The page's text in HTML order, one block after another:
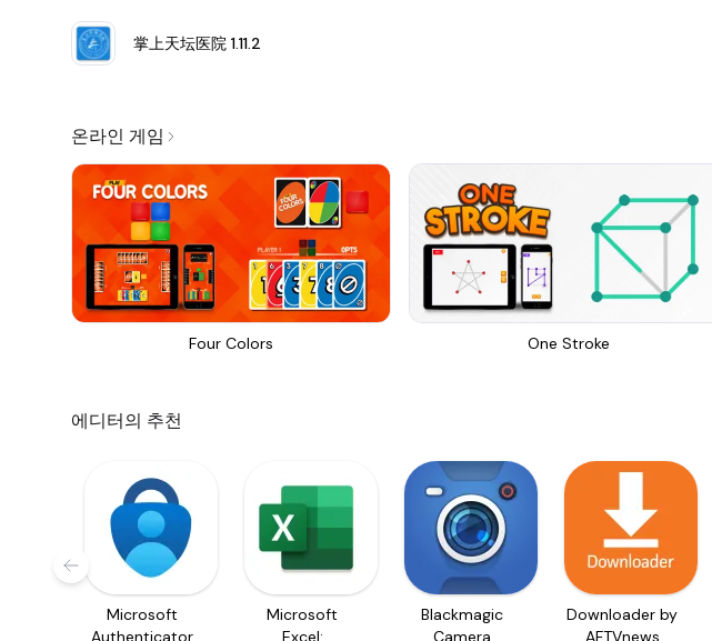
掌上天坛医院 1.11.2
온라인 게임
Four Colors One Stroke
에디터의 추천
Microsoft
Authenticator
Microsoft
Excel:
Blackmagic
Camera
Downloader by
AFTVnews